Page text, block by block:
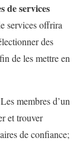
de services
services offrira
des
de les mettre en
membres d’un
et trouver
de confiance;